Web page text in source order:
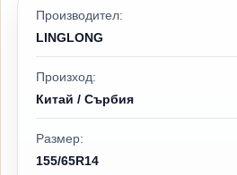
Производител:
LINGLONG
Произход:
Китай / Сърбия
Размер:
155/65R14